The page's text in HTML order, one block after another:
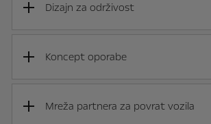
Dizajn za održivost
Koncept oporabe
Mreža partnera za povrat vozila